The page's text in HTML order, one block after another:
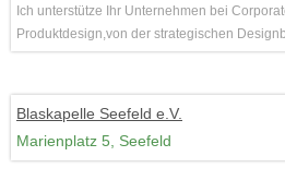
Ich unterstütze Ihr Unternehmen bei
Produktdesign,von der strategischen
Blaskapelle Seefeld e.V.
Marienplatz 5, Seefeld